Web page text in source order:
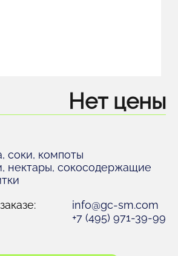
Нет цены
соки, компоты
нектары, cокосодержащие
info@gc-sm.com
+7 (495) 971-39-99